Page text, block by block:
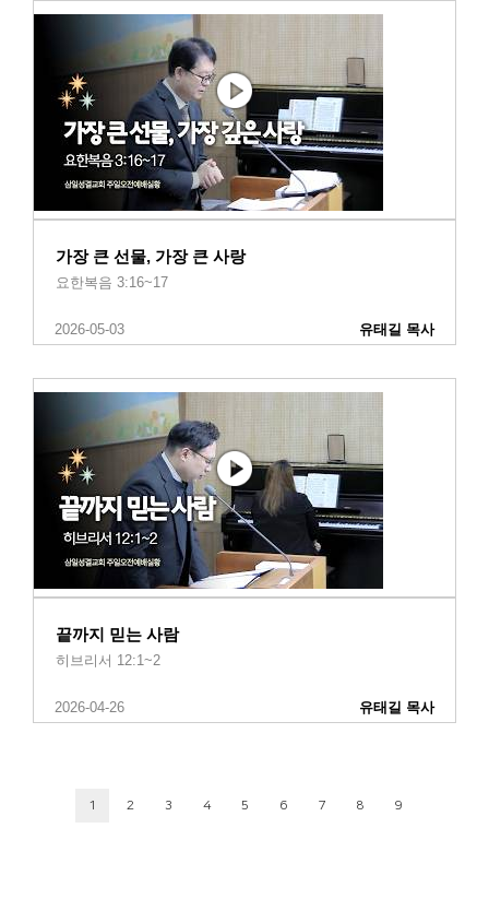
가장 큰 선물, 가장 큰 사랑
요한복음 3:16~17
2026-05-03 유태길 목사
끝까지 믿는 사람
히브리서 12:1~2
2026-04-26 유태길 목사
1 2 3 4 5 6 7 8 9